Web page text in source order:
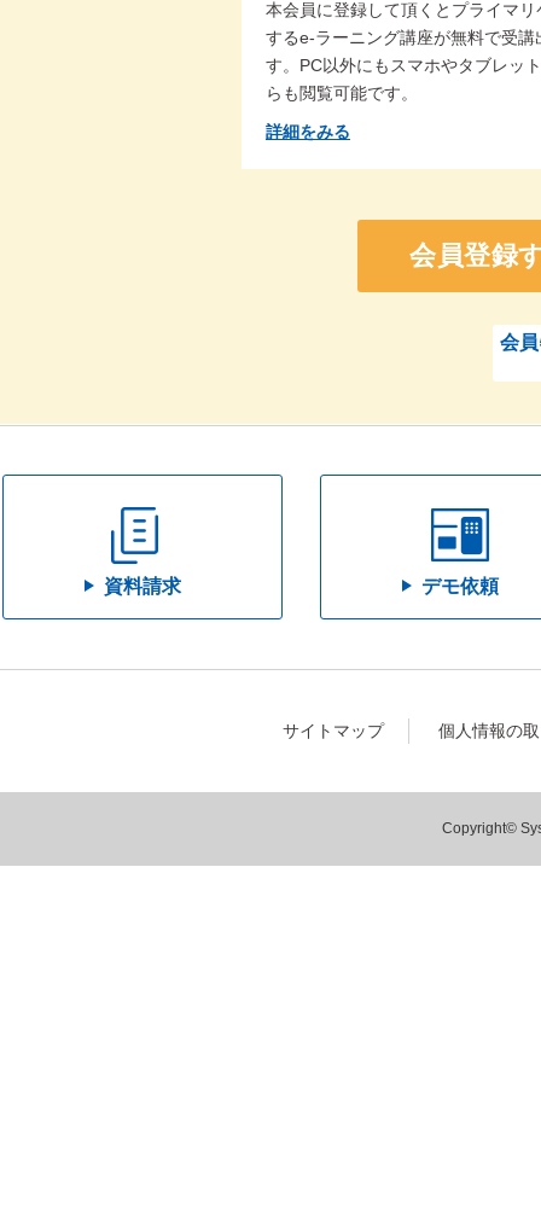
本会員に登録して頂くとプライマリ
するe-ラーニング講座が無料で受講
す。PC以外にもスマホやタブレッ
らも閲覧可能です。
詳細をみる
会員登録
会
資料請求 デモ依頼
サイトマップ 個人情報の
Copyright©